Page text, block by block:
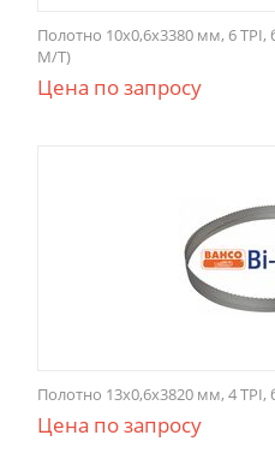
Полотно 10x0,6x3380 мм, 6 TPI,
M/T)
Цена по запросу
Полотно 13x0,6x3820 мм, 4 TPI,
Цена по запросу